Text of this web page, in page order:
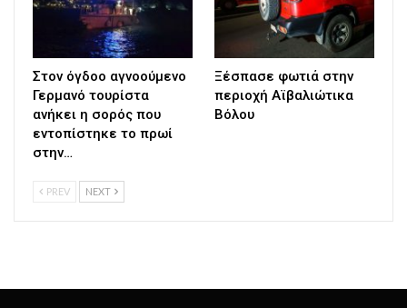
Στον όγδοο αγνοούμενο
Γερμανό τουρίστα
ανήκει η σορός που
εντοπίστηκε το πρωί
στην…
Ξέσπασε φωτιά στην
περιοχή Αϊβαλιώτικα
Βόλου
PREV NEXT